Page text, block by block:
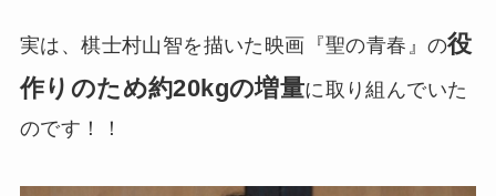
実は、棋士村山智を描いた映画『聖の青春』の役
作りのため約20kgの増量に取り組んでいた
のです！！